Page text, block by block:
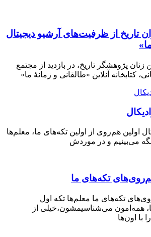
تاریخ از ظرفیت‌های آرشیو دیجیتال
پژوهشگر تاریخ، در بازدید از مجتمع
کتابخانه آنلاین «طالقانی و زمانهٔ ما»
اولین هم‌روی از اولین تکه‌های ما، معلم‌ها
می‌بینیم و در موردش
تکه‌های ما
تکه‌های ما معلم‌ها تکه اول
همه‌امون می‌شناسیمشون،خیلی از
با اون‌ها